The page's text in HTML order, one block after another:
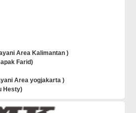
Area Kalimantan )
Farid)
Area yogjakarta )
Hesty)